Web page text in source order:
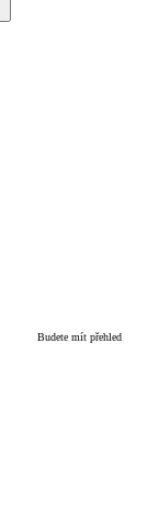
Budete mít přehled